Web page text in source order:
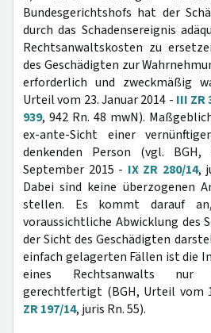
Bundesgerichtshofs hat der
durch das Schadensereignis
Rechtsanwaltskosten zu
des Geschädigten zur
erforderlich und zweckmäßig
Urteil vom 23. Januar 2014 - III ZR
939, 942 Rn. 48 mwN).
ex-ante-Sicht einer
denkenden Person (vgl.
September 2015 - IX ZR 280/14,
Dabei sind keine überzogenen
stellen. Es kommt darauf
voraussichtliche Abwicklung des
der Sicht des Geschädigten
einfach gelagerten Fällen ist die
eines Rechtsanwalts nur
gerechtfertigt (BGH, Urteil vom
ZR 197/14, juris Rn. 55).